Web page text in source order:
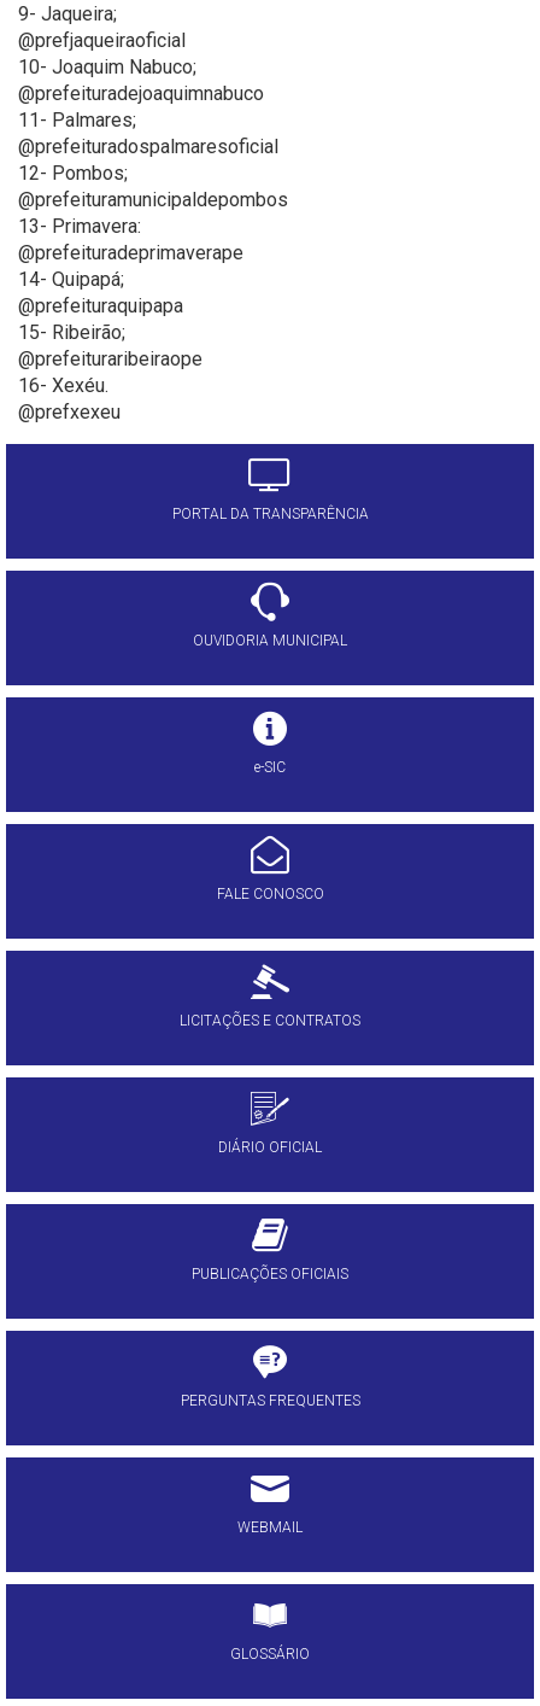
9- Jaqueira;
@prefjaqueiraoficial
10- Joaquim Nabuco;
@prefeituradejoaquimnabuco
11- Palmares;
@prefeituradospalmaresoficial
12- Pombos;
@prefeituramunicipaldepombos
13- Primavera:
@prefeituradeprimaverape
14- Quipapá;
@prefeituraquipapa
15- Ribeirão;
@prefeituraribeiraope
16- Xexéu.
@prefxexeu
PORTAL DA TRANSPARÊNCIA
OUVIDORIA MUNICIPAL
e-SIC
FALE CONOSCO
LICITAÇÕES E CONTRATOS
DIÁRIO OFICIAL
PUBLICAÇÕES OFICIAIS
PERGUNTAS FREQUENTES
WEBMAIL
GLOSSÁRIO